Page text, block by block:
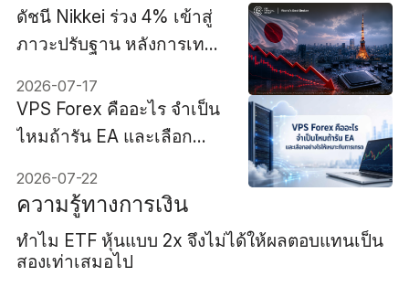
ดัชนี Nikkei ร่วง 4% เข้าสู่
ภาวะปรับฐาน หลังการเท
ทบถึงโตเกียว
2026-07-17
VPS Forex คืออะไร จำเป็น
ไหมถ้ารัน EA และเลือก
เทรด
2026-07-22
ความรู้ทางการเงิน
ทำไม ETF หุ้นแบบ 2x จึงไม่ได้ให้ผลตอบแทนเป็น
สองเท่าเสมอไป